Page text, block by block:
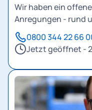
Wir haben ein
Anregungen - rund
0800 344 22 66
Jetzt geöffnet -